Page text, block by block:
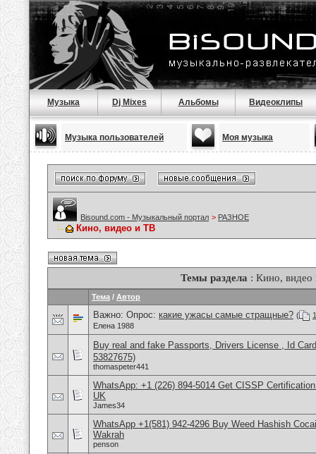
Музыка Dj Mixes Альбомы Видеоклипы
Музыка пользователей Моя музыка
Bisound.com - Музыкальный портал > РАЗНОЕ
Кино, видео и ТВ
Темы раздела : Кино,
Тема / Автор
Важно: Опрос: какие ужасы самые стращные? (
1
Елена 1988
Buy real and fake Passports, Drivers License , Id
53827675)
thomaspeter441
WhatsApp: +1 (226) 894-5014​ Get CISSP
UK
James34
WhatsApp +1(581) 942-4296 Buy Weed Hashish
Wakrah
penson